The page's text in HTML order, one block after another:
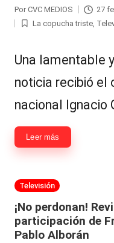
a
C
hi
le
n
🔥
R
e
al
it
Exclusivas
Tv
y
redes
-
lacvc.com
por
Por CVC MEDIOS 27
Publicada
La copucha triste,
Una lamentable
noticia recibió el
nacional Ignacio
Leer más
Publicada
Televisión
¡No perdonan!
participación de
Pablo Alborán